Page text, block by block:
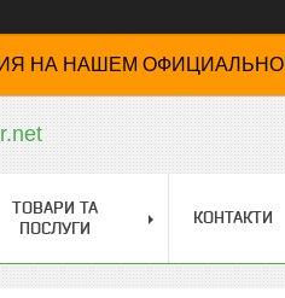
НА НАШЕМ
ТОВАРИ ТА
ПОСЛУГИ
КОНТАКТИ